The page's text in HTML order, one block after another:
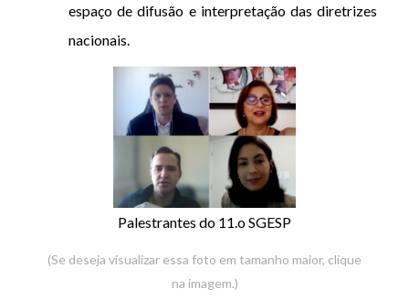
espaço de difusão e interpretação das diretrizes
nacionais.
Palestrantes do 11.o SGESP
(Se deseja visualizar essa foto em tamanho maior, clique
na imagem.)